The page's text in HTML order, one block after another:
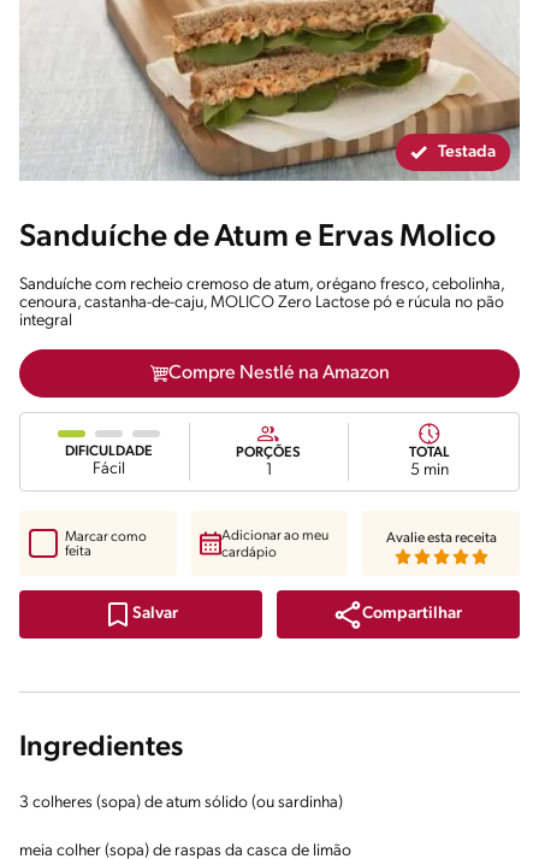
Testada
Sanduíche de Atum e Ervas Molico
Sanduíche com recheio cremoso de atum, orégano fresco, cebolinha,
cenoura, castanha-de-caju, MOLICO Zero Lactose pó e rúcula no pão
integral
Compre Nestlé na Amazon
DIFICULDADE
Fácil
PORÇÕES
1
TOTAL
5 min
Salvar Compartilhar
Marcar como
feita
Adicionar ao meu
cardápio
Avalie esta receita
Ingredientes
3 colheres (sopa) de atum sólido (ou sardinha)
meia colher (sopa) de raspas da casca de limão